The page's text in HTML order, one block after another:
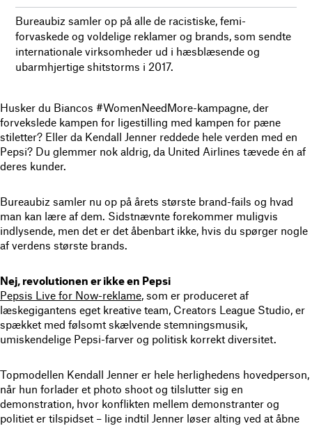
Bureaubiz samler op på alle de racistiske, femi-
forvaskede og voldelige reklamer og brands, som sendte
internationale virksomheder ud i hæsblæsende og
ubarmhjertige shitstorms i 2017.
Husker du Biancos #WomenNeedMore-kampagne, der
forvekslede kampen for ligestilling med kampen for pæne
stiletter? Eller da Kendall Jenner reddede hele verden med en
Pepsi? Du glemmer nok aldrig, da United Airlines tævede én af
deres kunder.
Bureaubiz samler nu op på årets største brand-fails og hvad
man kan lære af dem. Sidstnævnte forekommer muligvis
indlysende, men det er det åbenbart ikke, hvis du spørger nogle
af verdens største brands.
Nej, revolutionen er ikke en Pepsi
Pepsis Live for Now-reklame, som er produceret af
læskegigantens eget kreative team, Creators League Studio, er
spækket med følsomt skælvende stemningsmusik,
umiskendelige Pepsi-farver og politisk korrekt diversitet.
Topmodellen Kendall Jenner er hele herlighedens hovedperson,
når hun forlader et photo shoot og tilslutter sig en
demonstration, hvor konflikten mellem demonstranter og
politiet er tilspidset – lige indtil Jenner løser alting ved at åbne